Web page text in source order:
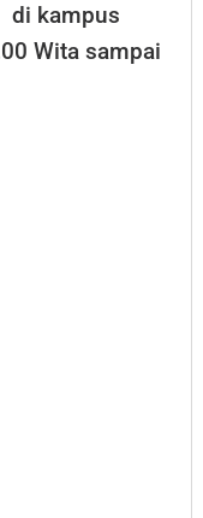
di kampus
Wita sampai